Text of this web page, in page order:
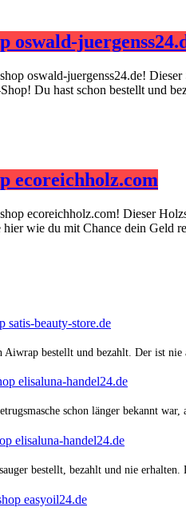
oswald-
oswald-juergenss24.de!
Du hast schon bestellt und
ecoreichholz.com
ecoreichholz.com! Dieser
hier wie du mit Chance dein Geld
satis-beauty-store.de
bestellt und bezahlt. Der ist
elisaluna-handel24.de
schon länger bekannt
elisaluna-handel24.de
bestellt, bezahlt und nie
easyoil24.de